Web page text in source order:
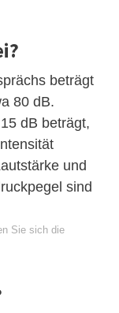
beträgt
80 dB.
dB beträgt,
und
sind
Sie sich die